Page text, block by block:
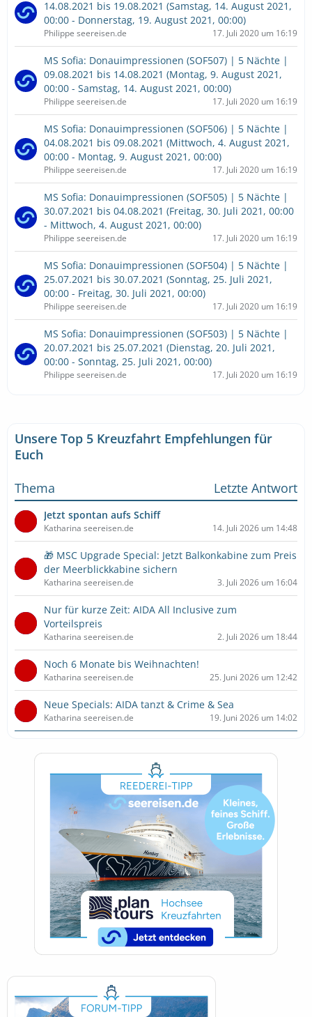
14.08.2021 bis 19.08.2021 (Samstag, 14. August 2021,
00:00 - Donnerstag, 19. August 2021, 00:00)
Philippe seereisen.de 17. Juli 2020 um 16:19
MS Sofia: Donauimpressionen (SOF507) | 5 Nächte |
09.08.2021 bis 14.08.2021 (Montag, 9. August 2021,
00:00 - Samstag, 14. August 2021, 00:00)
Philippe seereisen.de 17. Juli 2020 um 16:19
MS Sofia: Donauimpressionen (SOF506) | 5 Nächte |
04.08.2021 bis 09.08.2021 (Mittwoch, 4. August 2021,
00:00 - Montag, 9. August 2021, 00:00)
Philippe seereisen.de 17. Juli 2020 um 16:19
MS Sofia: Donauimpressionen (SOF505) | 5 Nächte |
30.07.2021 bis 04.08.2021 (Freitag, 30. Juli 2021, 00:00
- Mittwoch, 4. August 2021, 00:00)
Philippe seereisen.de 17. Juli 2020 um 16:19
MS Sofia: Donauimpressionen (SOF504) | 5 Nächte |
25.07.2021 bis 30.07.2021 (Sonntag, 25. Juli 2021,
00:00 - Freitag, 30. Juli 2021, 00:00)
Philippe seereisen.de 17. Juli 2020 um 16:19
MS Sofia: Donauimpressionen (SOF503) | 5 Nächte |
20.07.2021 bis 25.07.2021 (Dienstag, 20. Juli 2021,
00:00 - Sonntag, 25. Juli 2021, 00:00)
Philippe seereisen.de 17. Juli 2020 um 16:19
Unsere Top 5 Kreuzfahrt Empfehlungen für
Euch
Thema
Letzte Antwort
Jetzt spontan aufs Schiff
Katharina seereisen.de 14. Juli 2026 um 14:48
🎁 MSC Upgrade Special: Jetzt Balkonkabine zum Preis
der Meerblickkabine sichern
Katharina seereisen.de 3. Juli 2026 um 16:04
Nur für kurze Zeit: AIDA All Inclusive zum
Vorteilspreis
Katharina seereisen.de 2. Juli 2026 um 18:44
Noch 6 Monate bis Weihnachten!
Katharina seereisen.de 25. Juni 2026 um 12:42
Neue Specials: AIDA tanzt & Crime & Sea
Katharina seereisen.de 19. Juni 2026 um 14:02